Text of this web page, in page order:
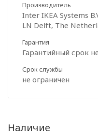
Производитель
Inter IKEA Systems
LN Delft, The
Гарантия
Гарантийный срок
Срок службы
не ограничен
Наличие